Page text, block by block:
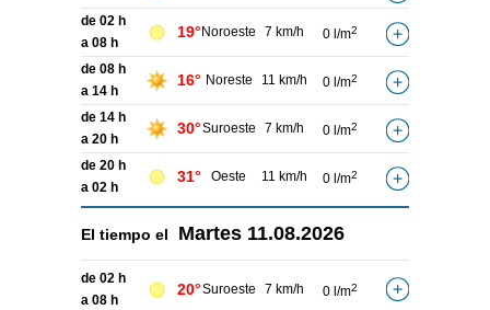
de 02 h
a 08 h
19° Noroeste 7 km/h 0 l/m2
de 08 h
a 14 h
16° Noreste 11 km/h 0 l/m2
de 14 h
a 20 h
30°Suroeste 7 km/h 0 l/m2
de 20 h
a 02 h
31° Oeste 11 km/h 0 l/m2
El tiempo el Martes 11.08.2026
de 02 h
a 08 h
20°Suroeste 7 km/h 0 l/m2